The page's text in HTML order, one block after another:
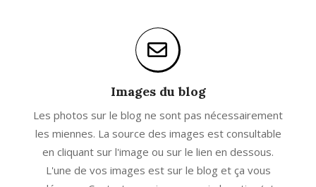
Images du blog
Les photos sur le blog ne sont pas nécessairement
les miennes. La source des images est consultable
en cliquant sur l'image ou sur le lien en dessous.
L'une de vos images est sur le blog et ça vous